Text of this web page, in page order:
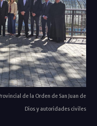
de la Orden de San Juan de
Dios y autoridades civiles